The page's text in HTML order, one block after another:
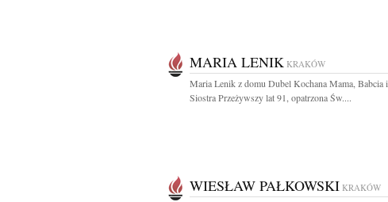
MARIA LENIK KRAKÓW
Maria Lenik z domu Dubel Kochana Mama, Babcia i
Siostra Przeżywszy lat 91, opatrzona Św....
WIESŁAW PAŁKOWSKI KRAKÓW